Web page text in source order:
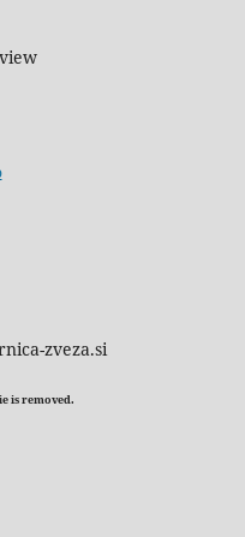
zveza.si
is removed.